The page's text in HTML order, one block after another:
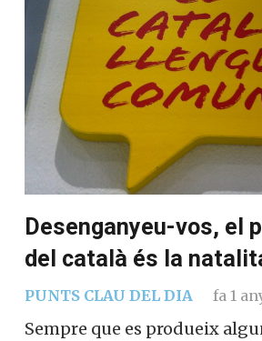
Desenganyeu-vos, el
del català és la
PUNTS CLAU DEL DIA fa 1
Sempre que es produeix